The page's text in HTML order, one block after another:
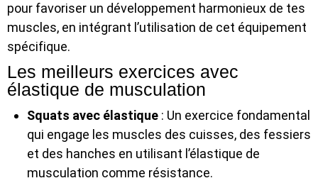
pour favoriser un développement harmonieux de tes
muscles, en intégrant l’utilisation de cet équipement
spécifique.
Les meilleurs exercices avec
élastique de musculation
Squats avec élastique : Un exercice fondamental
qui engage les muscles des cuisses, des fessiers
et des hanches en utilisant l’élastique de
musculation comme résistance.